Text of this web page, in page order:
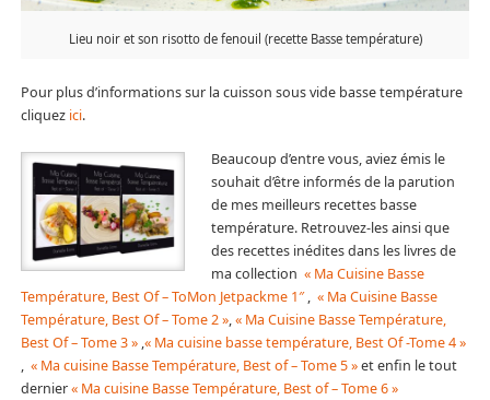
Lieu noir et son risotto de fenouil (recette Basse température)
Pour plus d’informations sur la cuisson sous vide basse température
cliquez ici.
Beaucoup d’entre vous, aviez émis le
souhait d’être informés de la parution
de mes meilleurs recettes basse
température. Retrouvez-les ainsi que
des recettes inédites dans les livres de
ma collection « Ma Cuisine Basse
Température, Best Of – ToMon Jetpackme 1″, « Ma Cuisine Basse
Température, Best Of – Tome 2 »,« Ma Cuisine Basse Température,
Best Of – Tome 3 »,« Ma cuisine basse température, Best Of -Tome 4 »
, « Ma cuisine Basse Température, Best of – Tome 5 »et enfin le tout
dernier« Ma cuisine Basse Température, Best of – Tome 6 »